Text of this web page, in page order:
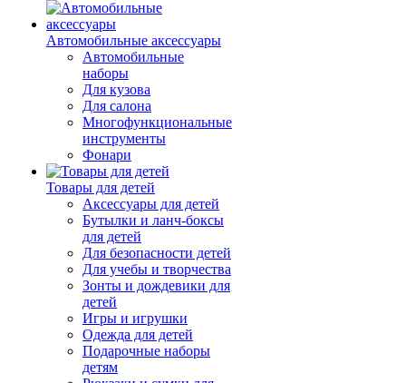
Автомобильные аксессуары
Автомобильные
наборы
Для кузова
Для салона
Многофункциональные
инструменты
Фонари
Товары для детей
Аксессуары для детей
Бутылки и ланч-боксы
для детей
Для безопасности детей
Для учебы и творчества
Зонты и дождевики для
детей
Игры и игрушки
Одежда для детей
Подарочные наборы
детям